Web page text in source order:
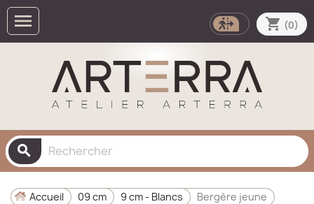
 shopping_cart (0)
search
Accueil 09 cm 9 cm - Blancs Bergère jeune